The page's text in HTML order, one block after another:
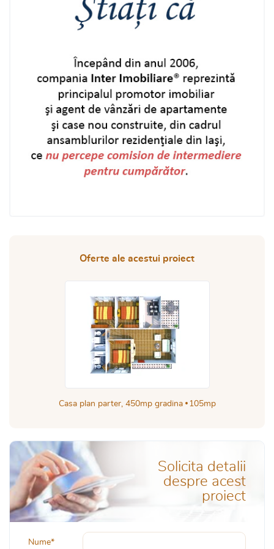
ansambluri rezidentiale a dezvoltatorului imobiliar.
Oferte ale acestui proiect
Casa plan parter, 450mp gradina 105mp
Solicita detalii
despre acest
proiect
Nume*